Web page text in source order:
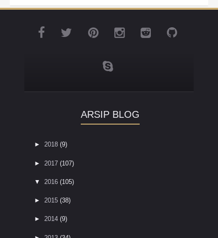
ARSIP BLOG
► 2018 (9)
► 2017 (107)
▼ 2016 (105)
► 2015 (38)
► 2014 (9)